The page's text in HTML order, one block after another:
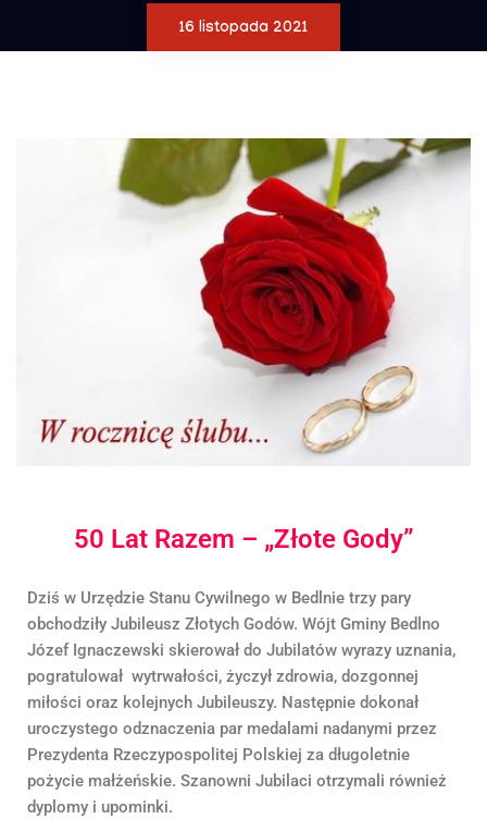
16 listopada 2021
50 Lat Razem – „Złote Gody”
Dziś w Urzędzie Stanu Cywilnego w Bedlnie trzy pary
obchodziły Jubileusz Złotych Godów. Wójt Gminy Bedlno
Józef Ignaczewski skierował do Jubilatów wyrazy uznania,
pogratulował wytrwałości, życzył zdrowia, dozgonnej
miłości oraz kolejnych Jubileuszy. Następnie dokonał
uroczystego odznaczenia par medalami nadanymi przez
Prezydenta Rzeczypospolitej Polskiej za długoletnie
pożycie małżeńskie. Szanowni Jubilaci otrzymali również
dyplomy i upominki.